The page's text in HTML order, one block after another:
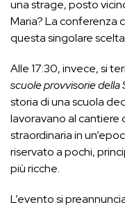
una strage, posto
Maria? La conferenza
questa singolare
Alle 17:30, invece, si
scuole provvisorie della
storia di una scuola
lavoravano al cantiere
straordinaria in
riservato a pochi,
più ricche.
L’evento si